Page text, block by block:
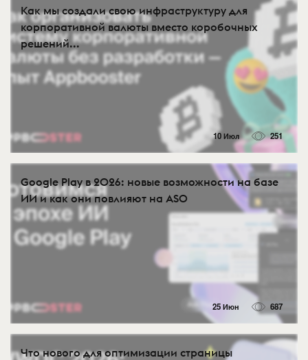
Как мы создали свою инфраструктуру для
корпоративной валюты вместо коробочных
решений...
10 Июл 251
Google Play в 2026: новые возможности на базе
ИИ и как они повлияют на ASO
25 Июн 687
Что нового для оптимизации страницы